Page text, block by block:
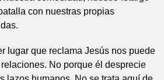
con nuestras propias
lugar que reclama Jesús nos puede
No porque él desprecie